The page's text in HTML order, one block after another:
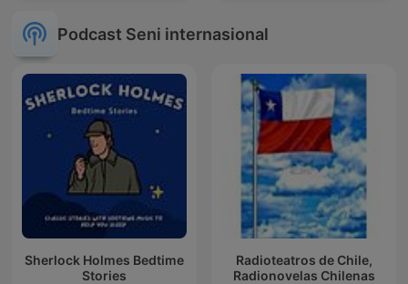
Podcast Seni internasional
Sherlock Holmes Bedtime
Stories
Radioteatros de Chile,
Radionovelas Chilenas